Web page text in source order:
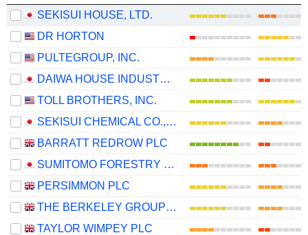
SEKISUI HOUSE, LTD.
DR HORTON
PULTEGROUP, INC.
DAIWA HOUSE INDUSTRY CO., LTD.
TOLL BROTHERS, INC.
SEKISUI CHEMICAL CO., LTD.
BARRATT REDROW PLC
SUMITOMO FORESTRY CO., LTD.
PERSIMMON PLC
THE BERKELEY GROUP HOLDINGS PLC
TAYLOR WIMPEY PLC